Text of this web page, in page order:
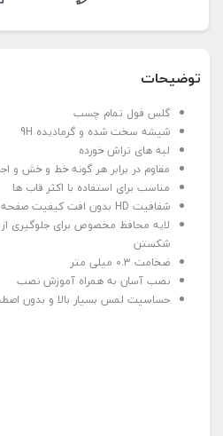
توضیحات
گلس فول تمام چسب
شیشه سخت شده و گرمادیده 9H
لبه های تراش خورده
مقاوم در برابر هر گونه خط و خش و
مناسب برای استفاده با اکثر قاب ها
شفافیت HD بدون افت کیفیت صفحه نمایش
لایه محافظ مخصوص برای جلوگیری
شکستن
ضخامت 0.3 میلی متر
نصب آسان به همراه آموزش نصب
حساسیت لمس بسیار بالا و بدون